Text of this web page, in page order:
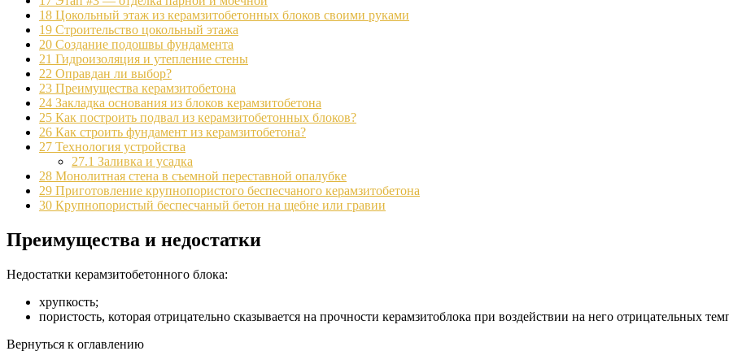
18 Цокольный этаж из керамзитобетонных блоков своими руками
19 Строительство цокольный этажа
20 Создание подошвы фундамента
21 Гидроизоляция и утепление стены
22 Оправдан ли выбор?
23 Преимущества керамзитобетона
24 Закладка основания из блоков керамзитобетона
25 Как построить подвал из керамзитобетонных блоков?
26 Как строить фундамент из керамзитобетона?
27 Технология устройства
27.1 Заливка и усадка
28 Монолитная стена в съемной переставной опалубке
29 Приготовление крупнопористого беспесчаного керамзитобетона
30 Крупнопористый беспесчаный бетон на щебне или гравии
Преимущества и недостатки
Недостатки керамзитобетонного блока:
хрупкость;
пористость, которая отрицательно сказывается на прочности керамзитоблока при воздействии на него отрицательных
Вернуться к оглавлению